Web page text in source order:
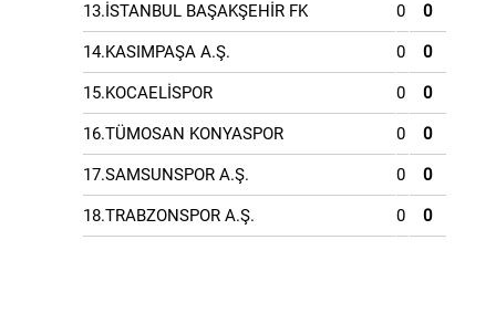
13.İSTANBUL BAŞAKŞEHİR FK 0 0
14.KASIMPAŞA A.Ş. 0 0
15.KOCAELİSPOR 0 0
16.TÜMOSAN KONYASPOR 0 0
17.SAMSUNSPOR A.Ş. 0 0
18.TRABZONSPOR A.Ş. 0 0